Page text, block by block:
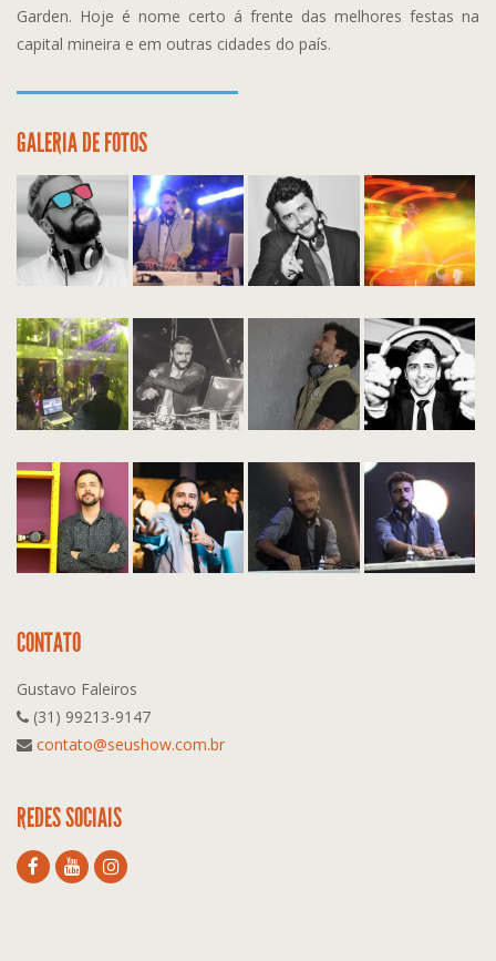
Garden. Hoje é nome certo á frente das melhores festas na
capital mineira e em outras cidades do país.
GALERIA DE FOTOS
CONTATO
Gustavo Faleiros
(31) 99213-9147
contato@seushow.com.br
REDES SOCIAIS